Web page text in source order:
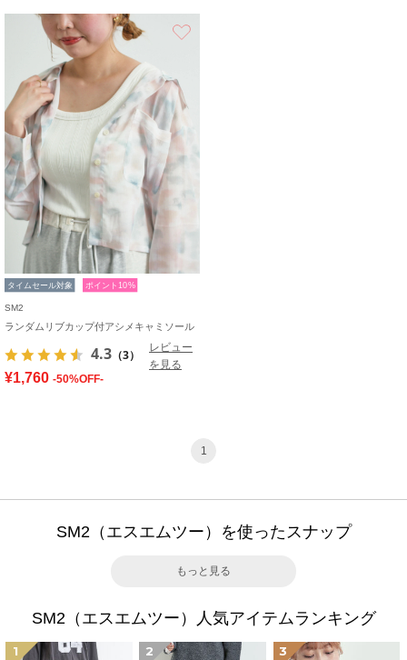
タイムセール対象 ポイント10%
SM2
ランダムリブカップ付アシメキャミソール
4.3 （3）
レビュー
を見る
¥1,760 -50%OFF-
1
SM2（エスエムツー）を使ったスナップ
もっと見る
SM2（エスエムツー）人気アイテムランキング
1 2 3